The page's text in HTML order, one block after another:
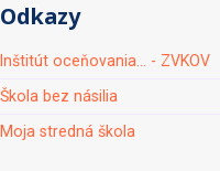
Odkazy
Inštitút oceňovania... - ZVKOV
Škola bez násilia
Moja stredná škola